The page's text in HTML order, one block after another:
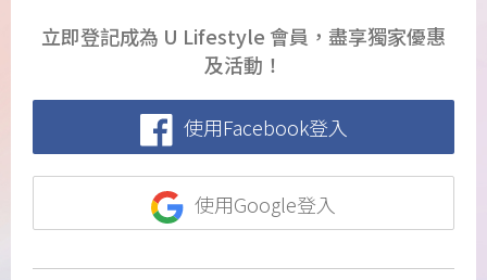
立即登記成為 U Lifestyle 會員，盡享獨家優惠
及活動！
使用Facebook登入
使用Google登入